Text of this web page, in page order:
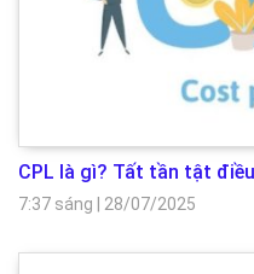
CPL là gì? Tất tần tật
7:37 sáng 28/07/2025